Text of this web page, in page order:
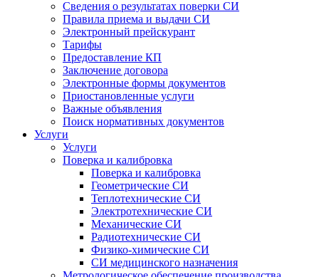
Сведения о результатах поверки СИ
Правила приема и выдачи СИ
Электронный прейскурант
Тарифы
Предоставление КП
Заключение договора
Электронные формы документов
Приостановленные услуги
Важные объявления
Поиск нормативных документов
Услуги
Услуги
Поверка и калибровка
Поверка и калибровка
Геометрические СИ
Теплотехнические СИ
Электротехнические СИ
Механические СИ
Радиотехнические СИ
Физико-химические СИ
СИ медицинского назначения